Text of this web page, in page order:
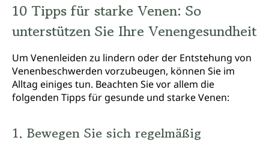
10 Tipps für starke Venen: So
unterstützen Sie Ihre Venengesundheit
Um Venenleiden zu lindern oder der Entstehung von
Venenbeschwerden vorzubeugen, können Sie im
Alltag einiges tun. Beachten Sie vor allem die
folgenden Tipps für gesunde und starke Venen:
1. Bewegen Sie sich regelmäßig